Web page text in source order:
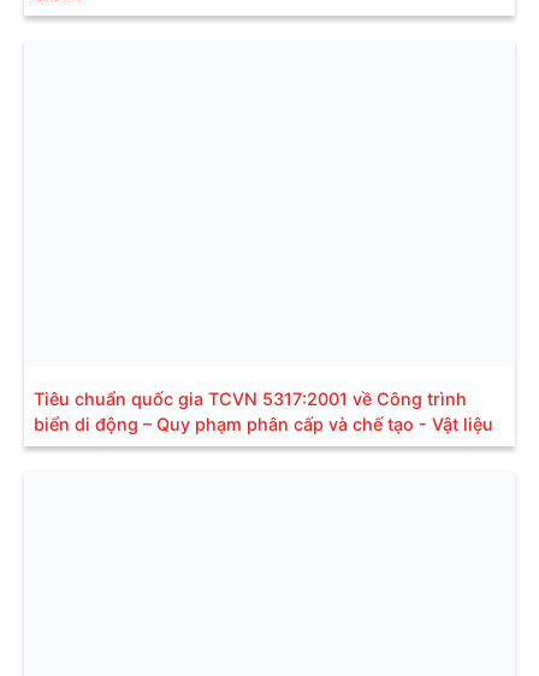
Tiêu chuẩn quốc gia TCVN 5317:2001 về Công trình
biển di động – Quy phạm phân cấp và chế tạo - Vật liệu